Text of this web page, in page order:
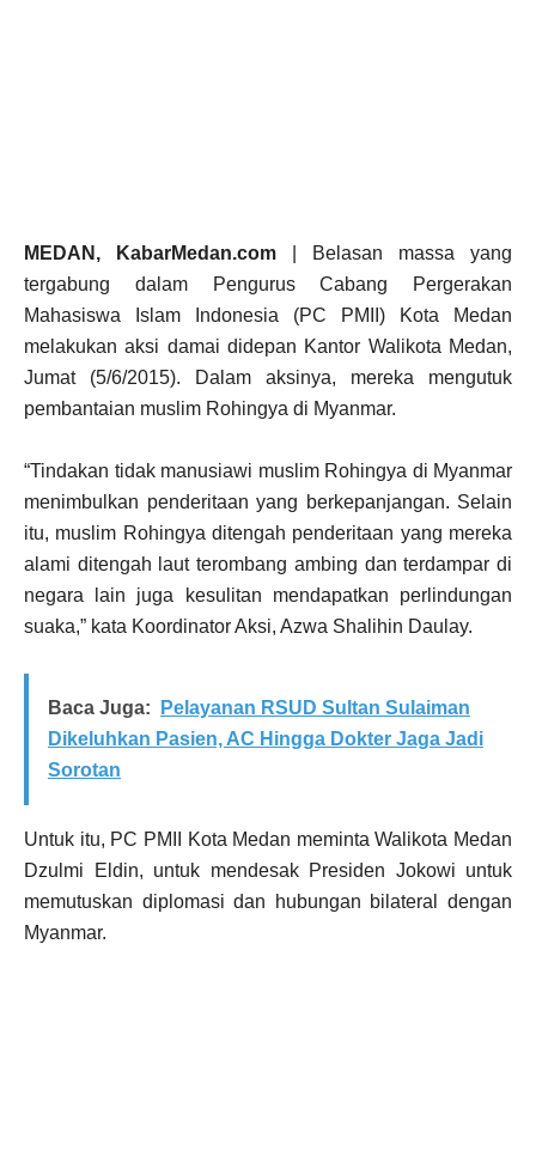
MEDAN, KabarMedan.com | Belasan massa yang
tergabung dalam Pengurus Cabang Pergerakan
Mahasiswa Islam Indonesia (PC PMII) Kota Medan
melakukan aksi damai didepan Kantor Walikota Medan,
Jumat (5/6/2015). Dalam aksinya, mereka mengutuk
pembantaian muslim Rohingya di Myanmar.
“Tindakan tidak manusiawi muslim Rohingya di Myanmar
menimbulkan penderitaan yang berkepanjangan. Selain
itu, muslim Rohingya ditengah penderitaan yang mereka
alami ditengah laut terombang ambing dan terdampar di
negara lain juga kesulitan mendapatkan perlindungan
suaka,” kata Koordinator Aksi, Azwa Shalihin Daulay.
Baca Juga:
Pelayanan RSUD Sultan Sulaiman
Dikeluhkan Pasien, AC Hingga Dokter Jaga Jadi
Sorotan
Untuk itu, PC PMII Kota Medan meminta Walikota Medan
Dzulmi Eldin, untuk mendesak Presiden Jokowi untuk
memutuskan diplomasi dan hubungan bilateral dengan
Myanmar.